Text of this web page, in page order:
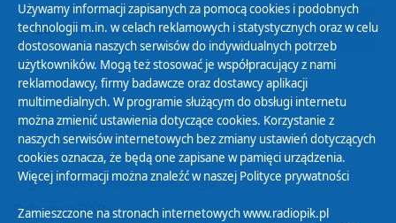
28 01 02 03 04 05 06
Polityka Prywatności
Zasady korzystania z Serwisu
Organizacje Pożytku Publicznego
Cyfryzacja DAB+
Używamy informacji zapisanych za pomocą cookies i podobnych
technologii m.in. w celach reklamowych i statystycznych oraz w celu
dostosowania naszych serwisów do indywidualnych potrzeb
użytkowników. Mogą też stosować je współpracujący z nami
reklamodawcy, firmy badawcze oraz dostawcy aplikacji
multimedialnych. W programie służącym do obsługi internetu
można zmienić ustawienia dotyczące cookies. Korzystanie z
naszych serwisów internetowych bez zmiany ustawień dotyczących
cookies oznacza, że będą one zapisane w pamięci urządzenia.
Więcej informacji można znaleźć w naszej Polityce prywatności
Zamieszczone na stronach internetowych www.radiopik.pl